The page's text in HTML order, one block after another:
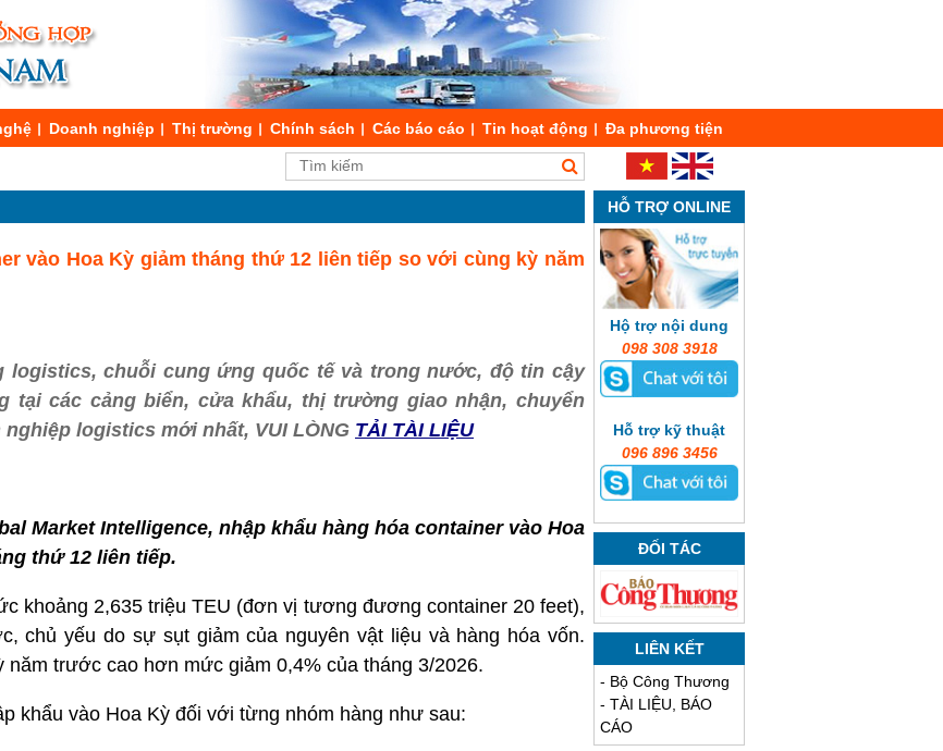
Doanh nghiệp Thị trường Chính sách Các báo cáo Tin hoạt động Đa phương tiện
vào Hoa Kỳ giảm tháng thứ 12 liên tiếp so với cùng kỳ năm
chuỗi cung ứng quốc tế và trong nước, độ tin cậy
tại các cảng biển, cửa khẩu, thị trường giao nhận, chuyển
logistics mới nhất, VUI LÒNG TẢI TÀI LIỆU
Market Intelligence, nhập khẩu hàng hóa container vào Hoa
thứ 12 liên tiếp.
khoảng 2,635 triệu TEU (đơn vị tương đương container 20 feet),
chủ yếu do sự sụt giảm của nguyên vật liệu và hàng hóa vốn.
trước cao hơn mức giảm 0,4% của tháng 3/2026.
khẩu vào Hoa Kỳ đối với từng nhóm hàng như sau:
HỖ TRỢ ONLINE
Hộ trợ nội dung
098 308 3918
Hỗ trợ kỹ thuật
096 896 3456
ĐỐI TÁC
LIÊN KẾT
- Bộ Công Thương
- TÀI LIỆU, BÁO
CÁO